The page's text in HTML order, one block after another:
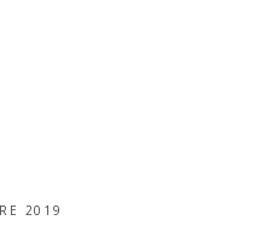
2019